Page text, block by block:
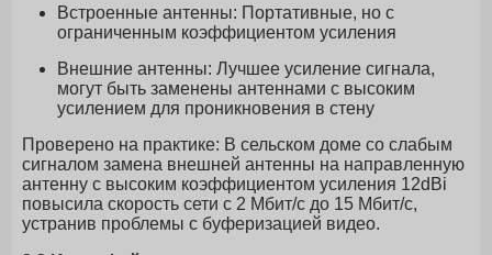
Встроенные антенны: Портативные, но с
ограниченным коэффициентом усиления
Внешние антенны: Лучшее усиление сигнала,
могут быть заменены антеннами с высоким
усилением для проникновения в стену
Проверено на практике: В сельском доме со слабым
сигналом замена внешней антенны на направленную
антенну с высоким коэффициентом усиления 12dBi
повысила скорость сети с 2 Мбит/с до 15 Мбит/с,
устранив проблемы с буферизацией видео.